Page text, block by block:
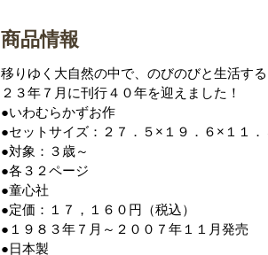
商品情報
移りゆく大自然の中で、のびのびと生活す
２３年７月に刊行４０年を迎えました！
●いわむらかずお作
●セットサイズ：２７．５×１９．６×１１．
●対象：３歳～
●各３２ページ
●童心社
●定価：１７，１６０円（税込）
●１９８３年７月～２００７年１１月発売
●日本製